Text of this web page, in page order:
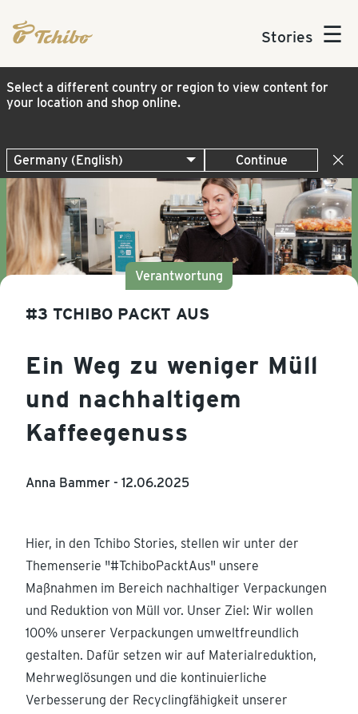
Stories ☰
Select a different country or region to view content for
your location and shop online.
Continue
Verantwortung
#3 TCHIBO PACKT AUS
Ein Weg zu weniger Müll
und nachhaltigem
Kaffeegenuss
Anna Bammer - 12.06.2025
Hier, in den Tchibo Stories, stellen wir unter der
Themenserie "#TchiboPacktAus" unsere
Maßnahmen im Bereich nachhaltiger Verpackungen
und Reduktion von Müll vor. Unser Ziel: Wir wollen
100% unserer Verpackungen umweltfreundlich
gestalten. Dafür setzen wir auf Materialreduktion,
Mehrweglösungen und die kontinuierliche
Verbesserung der Recyclingfähigkeit unserer